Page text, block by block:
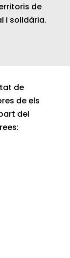
de
i solidària.
de
de els
del